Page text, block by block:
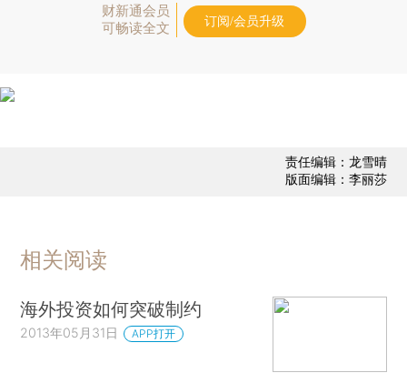
财新通会员
可畅读全文
订阅/会员升级
责任编辑：龙雪晴
版面编辑：李丽莎
相关阅读
海外投资如何突破制约
2013年05月31日 APP打开